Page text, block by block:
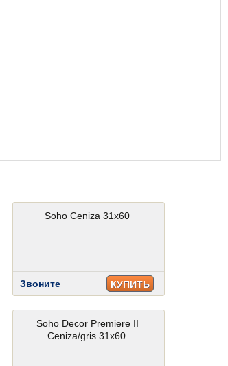
Soho Ceniza 31x60
Звоните КУПИТЬ
Soho Decor Premiere II
Ceniza/gris 31x60